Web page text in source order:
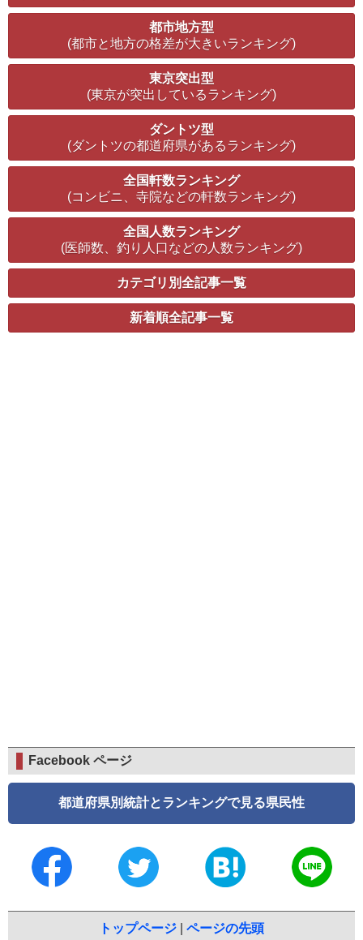
都市地方型
(都市と地方の格差が大きいランキング)
東京突出型
(東京が突出しているランキング)
ダントツ型
(ダントツの都道府県があるランキング)
全国軒数ランキング
(コンビニ、寺院などの軒数ランキング)
全国人数ランキング
(医師数、釣り人口などの人数ランキング)
カテゴリ別全記事一覧
新着順全記事一覧
Facebook ページ
都道府県別統計とランキングで見る県民性
トップページ ページの先頭